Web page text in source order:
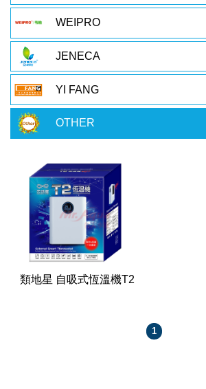
WEIPRO
JENECA
YI FANG
OTHER
類地星 自吸式恆溫機T2
1